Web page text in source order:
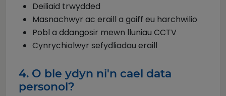
Deiliaid trwydded
Masnachwyr ac eraill a gaiff eu harchwilio
Pobl a ddangosir mewn lluniau CCTV
Cynrychiolwyr sefydliadau eraill
4. O ble ydyn ni'n cael data
personol?